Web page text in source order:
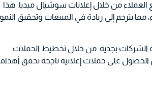
من خلال إعلانات سوشيال ميديا. هذا
مما يترجم إلى زيادة في المبيعات وتحقيق
الشركات بجدية. من خلال تخطيط الحملات
الحصول على حملات إعلانية ناجحة تحقق